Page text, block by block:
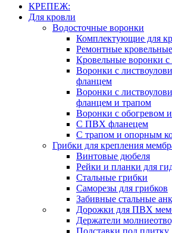
КРЕПЕЖ:
Для кровли
Водосточные воронки
Комплектующие для
Ремонтные
Кровельные воронки с
Воронки с
фланцем
Воронки с
фланцем и трапом
Воронки с обогревом
С ПВХ фланецем
С трапом и опорным
Грибки для крепления
Винтовые дюбеля
Рейки и планки для
Стальные грибки
Саморезы для грибков
Забивные стальные
Дорожки для ПВХ
Держатели
Подставки под плитку